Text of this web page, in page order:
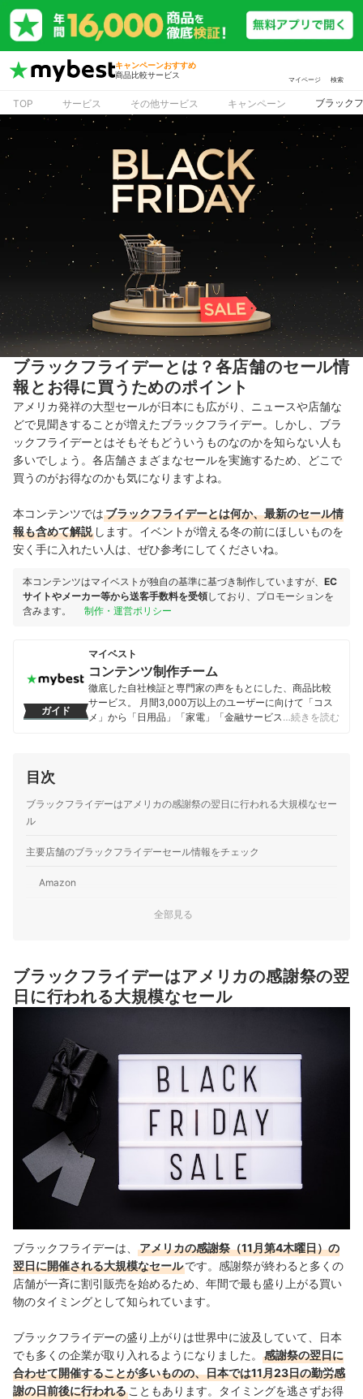
キャンペーンおすすめ
商品比較サービス
マイページ 検索
TOP サービス その他サービス キャンペーン ブラック
ブラックフライデーとは？各店舗のセール情
報とお得に買うためのポイント
アメリカ発祥の大型セールが日本にも広がり、ニュースや店舗な
どで見聞きすることが増えたブラックフライデー。しかし、ブラ
ックフライデーとはそもそもどういうものなのかを知らない人も
多いでしょう。各店舗さまざまなセールを実施するため、どこで
買うのがお得なのかも気になりますよね。
本コンテンツではブラックフライデーとは何か、最新のセール情
報も含めて解説 します。イベントが増える冬の前にほしいものを
安く手に入れたい人は、ぜひ参考にしてくださいね。
本コンテンツはマイベストが独自の基準に基づき制作していますが、 EC
サイトやメーカー等から送客手数料を受領しており、プロモーションを
含みます。
制作・運営ポリシー
ガイド
マイベスト
コンテンツ制作チーム
徹底した自社検証と専門家の声をもとにした、商品比較
サービス。 月間3,000万以上のユーザーに向けて「コス
メ」から「日用品」「家電」「金融サービス」まで、ベ
…続きを読む
目次
ブラックフライデーはアメリカの感謝祭の翌日に行われる大規模なセー
ル
主要店舗のブラックフライデーセール情報をチェック
Amazon
Qoo10
Uber Eats
じゃらん
ウォルト
実店舗でも開催！百貨店や子ども用品店などでもお得に購入できる
全部見る
ブラックフライデーはアメリカの感謝祭の翌
日に行われる大規模なセール
ブラックフライデーは、
アメリカの感謝祭（11月第4木曜日）の
翌日に開催される大規模なセールです。感謝祭が終わると多くの
店舗が一斉に割引販売を始めるため、年間で最も盛り上がる買い
物のタイミングとして知られています。
ブラックフライデーの盛り上がりは世界中に波及していて、日本
でも多くの企業が取り入れるようになりました。
感謝祭の翌日に
合わせて開催することが多いものの、日本では11月23日の勤労感
謝の日前後に行われる こともあります。タイミングを逃さずお得